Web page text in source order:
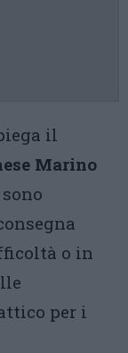
il
Marino
o in
per i